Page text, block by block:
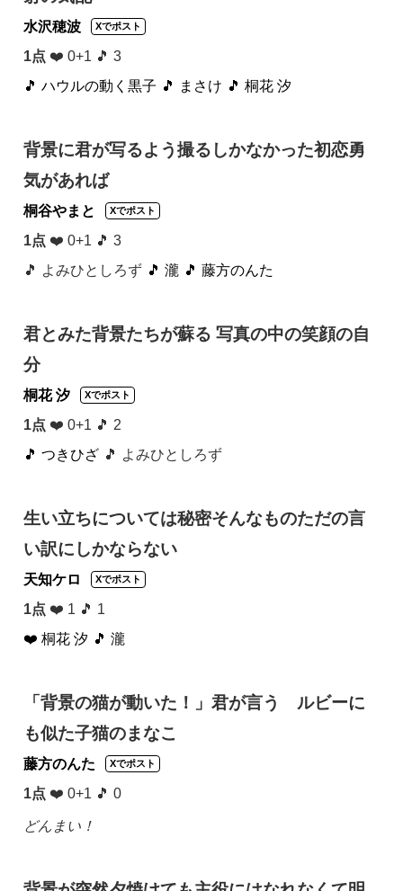
水沢穂波 Xでポスト
1点 ❤️ 0+1 🎵 3
🎵 ハウルの動く黒子 🎵 まさけ 🎵 桐花 汐
背景に君が写るよう撮るしかなかった初恋勇
気があれば
桐谷やまと Xでポスト
1点 ❤️ 0+1 🎵 3
🎵 よみひとしろず 🎵 瀧 🎵 藤方のんた
君とみた背景たちが蘇る 写真の中の笑顔の自
分
桐花 汐 Xでポスト
1点 ❤️ 0+1 🎵 2
🎵 つきひざ 🎵 よみひとしろず
生い立ちについては秘密そんなものただの言
い訳にしかならない
天知ケロ Xでポスト
1点 ❤️ 1 🎵 1
❤️ 桐花 汐 🎵 瀧
「背景の猫が動いた！」君が言う ルビーに
も似た子猫のまなこ
藤方のんた Xでポスト
1点 ❤️ 0+1 🎵 0
どんまい！